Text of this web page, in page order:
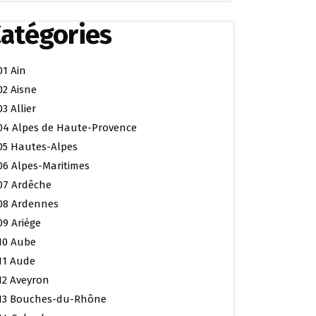
Ain
Aisne
Allier
Alpes de Haute-Provence
Hautes-Alpes
Alpes-Maritimes
Ardêche
Ardennes
Ariège
Aube
Aude
Aveyron
Bouches-du-Rhône